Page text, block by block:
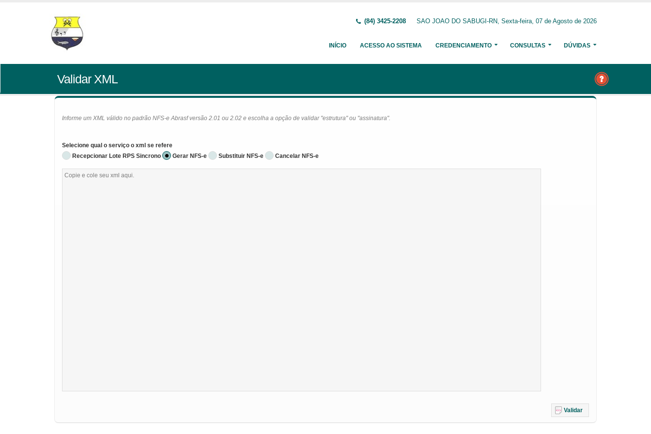
(84) 3425-2208 SAO JOAO DO SABUGI-RN, Sexta-feira, 07 de Agosto de 2026
INÍCIO ACESSO AO SISTEMA CREDENCIAMENTO CONSULTAS DÚVIDAS
Validar XML
Informe um XML válido no padrão NFS-e Abrasf versão 2.01 ou 2.02 e escolha a opção de validar "estrutura" ou "assinatura".
Selecione qual o serviço o xml se refere
Recepcionar Lote RPS Sincrono
Gerar NFS-e Substituir NFS-e Cancelar NFS-e
Validar